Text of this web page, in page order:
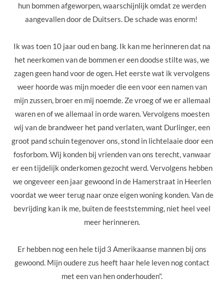
hun bommen afgeworpen, waarschijnlijk omdat ze werden
aangevallen door de Duitsers. De schade was enorm!
Ik was toen 10 jaar oud en bang. Ik kan me herinneren dat na
het neerkomen van de bommen er een doodse stilte was, we
zagen geen hand voor de ogen. Het eerste wat ik vervolgens
weer hoorde was mijn moeder die een voor een namen van
mijn zussen, broer en mij noemde. Ze vroeg of we er allemaal
waren en of we allemaal in orde waren. Vervolgens moesten
wij van de brandweer het pand verlaten, want Durlinger, een
groot pand schuin tegenover ons, stond in lichtelaaie door een
fosforbom. Wij konden bij vrienden van ons terecht, vanwaar
er een tijdelijk onderkomen gezocht werd. Vervolgens hebben
we ongeveer een jaar gewoond in de Hamerstraat in Heerlen
voordat we weer terug naar onze eigen woning konden. Van de
bevrijding kan ik me, buiten de feeststemming, niet heel veel
meer herinneren.
Er hebben nog een hele tijd 3 Amerikaanse mannen bij ons
gewoond. Mijn oudere zus heeft haar hele leven nog contact
met een van hen onderhouden".